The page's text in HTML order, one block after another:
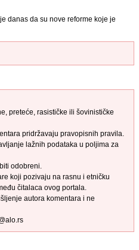
danas da su nove reforme koje je
preteće, rasističke ili šovinističke
pridržavaju pravopisnih pravila.
lažnih podataka u poljima za
odobreni.
koji pozivaju na rasnu i etničku
čitalaca ovog portala.
autora komentara i ne